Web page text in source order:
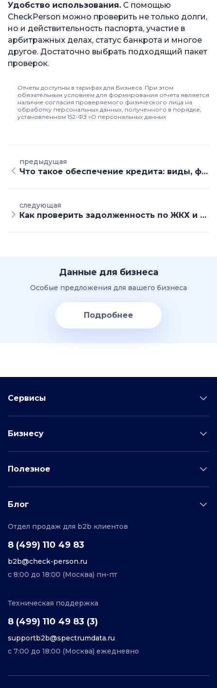
Удобство использования. С помощью
CheckPerson можно проверить не только долги,
но и действительность паспорта, участие в
арбитражных делах, статус банкрота и многое
другое. Достаточно выбрать подходящий пакет
проверок.
Отчеты доступны в тарифах для Бизнеса. При этом
обязательным условием для формирования отчета является
наличие согласия проверяемого физического лица на
обработку персональных данных, полученного в порядке,
установленном 152-ФЗ «О персональных данных
предыдущая
Что такое обеспечение кредита: виды, формы, нюансы оформления
следующая
Как проверить задолженность по ЖКХ и чем грозит долг за квартиру
Данные для бизнеса
Особые предложения для вашего бизнеса
Подробнее
Сервисы
Проверка водителя
Бизнесу
Проверка по отраслям
Полезное
О проекте
Персональные данные
Блог
Редакционная политика
Отдел продаж для b2b клиентов
8 (499) 110 49 83
b2b@check-person.ru
с 8:00 до 18:00 (Москва) пн-пт
Техническая поддержка
8 (499) 110 49 83 (3)
supportb2b@spectrumdata.ru
с 7:00 до 18:00 (Москва) ежедневно